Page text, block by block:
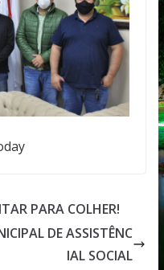
PARA COLHER!
DE ASSISTÊNC
IAL SOCIAL